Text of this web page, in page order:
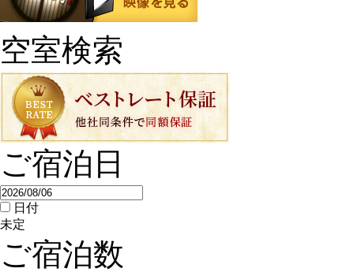
空室検索
ご宿泊日
日付
未定
ご宿泊数